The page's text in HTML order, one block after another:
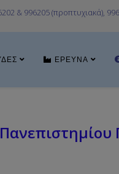
& 996205 (προπτυχιακά),
ΈΡΕΥΝΑ